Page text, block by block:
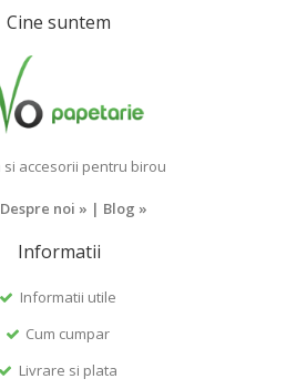
Cine suntem
si accesorii pentru birou
Despre noi » | Blog »
Informatii
Informatii utile
Cum cumpar
Livrare si plata